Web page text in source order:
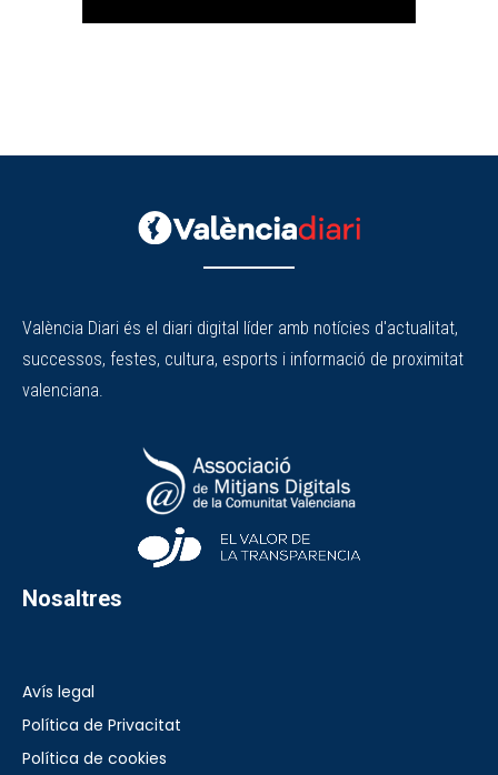
València Diari és el diari digital líder amb notícies d'actualitat,
successos, festes, cultura, esports i informació de proximitat
valenciana.
Nosaltres
Avís legal
Política de Privacitat
Política de cookies